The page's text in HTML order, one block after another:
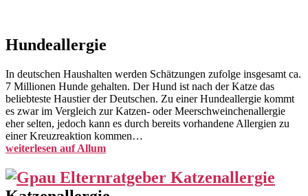
Hundeallergie
In deutschen Haushalten werden Schätzungen zufolge insgesamt ca.
7 Millionen Hunde gehalten. Der Hund ist nach der Katze das
beliebteste Haustier der Deutschen. Zu einer Hundeallergie kommt
es zwar im Vergleich zur Katzen- oder Meerschweinchenallergie
eher selten, jedoch kann es durch bereits vorhandene Allergien zu
einer Kreuzreaktion kommen…
weiterlesen auf Allum